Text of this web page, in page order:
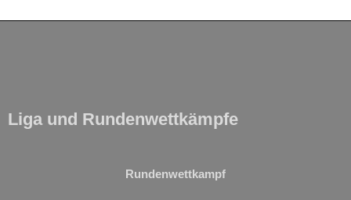
Liga und Rundenwettkämpfe
Rundenwettkampf